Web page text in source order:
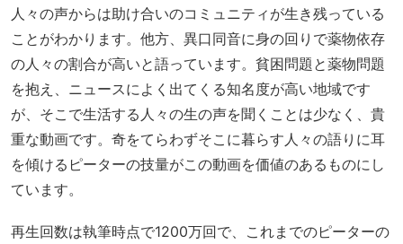
人々の声からは助け合いのコミュニティが生き残っている
ことがわかります。他方、異口同音に身の回りで薬物依存
の人々の割合が高いと語っています。貧困問題と薬物問題
を抱え、ニュースによく出てくる知名度が高い地域です
が、そこで生活する人々の生の声を聞くことは少なく、貴
重な動画です。奇をてらわずそこに暮らす人々の語りに耳
を傾けるピーターの技量がこの動画を価値のあるものにし
ています。
再生回数は執筆時点で1200万回で、これまでのピーターの